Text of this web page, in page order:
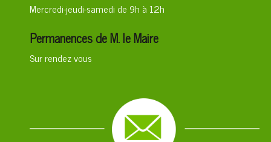
Mercredi-jeudi-samedi de 9h à 12h
Permanences de M. le Maire
Sur rendez vous